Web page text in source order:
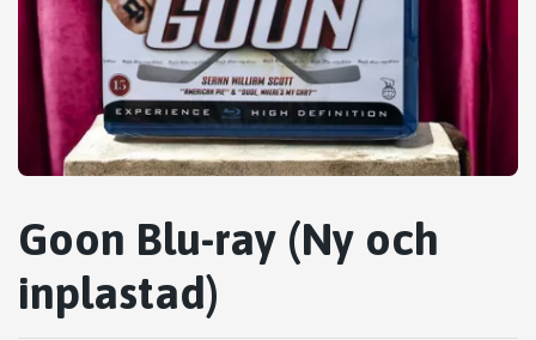
Goon Blu-ray (Ny och
inplastad)